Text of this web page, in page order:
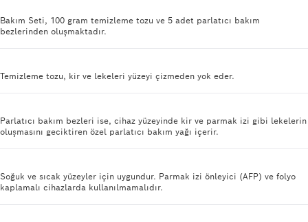
Bakım Seti, 100 gram temizleme tozu ve 5 adet parlatıcı bakım
bezlerinden oluşmaktadır.
Temizleme tozu, kir ve lekeleri yüzeyi çizmeden yok eder.
Parlatıcı bakım bezleri ise, cihaz yüzeyinde kir ve parmak izi gibi lekelerin
oluşmasını geciktiren özel parlatıcı bakım yağı içerir.
Soğuk ve sıcak yüzeyler için uygundur. Parmak izi önleyici (AFP) ve folyo
kaplamalı cihazlarda kullanılmamalıdır.